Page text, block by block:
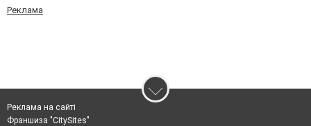
Реклама
Реклама на сайті
Франшиза "CitySites"